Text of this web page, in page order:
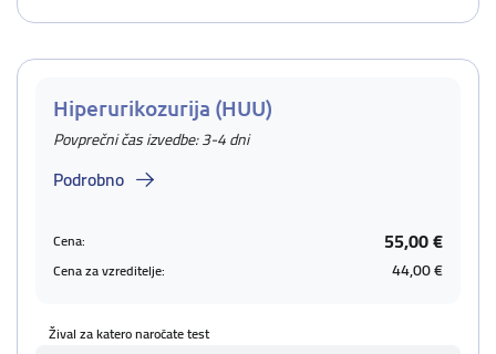
Hiperurikozurija (HUU)
Povprečni čas izvedbe: 3-4 dni
Podrobno
Cena: 55,00 €
Cena za vzreditelje: 44,00 €
Žival za katero naročate test